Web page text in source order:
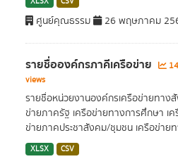
ศูนย์คุณธรรม 26 พฤษภาคม
รายชื่อองค์กรภาคีเครือข่าย
views
รายชื่อหน่วยงานองค์กรเครือข่ายทาง
ข่ายภาครัฐ เครือข่ายทางการศึกษา เ
ข่ายภาคประชาสังคม/ชุมชน เครือข่าย
XLSX CSV